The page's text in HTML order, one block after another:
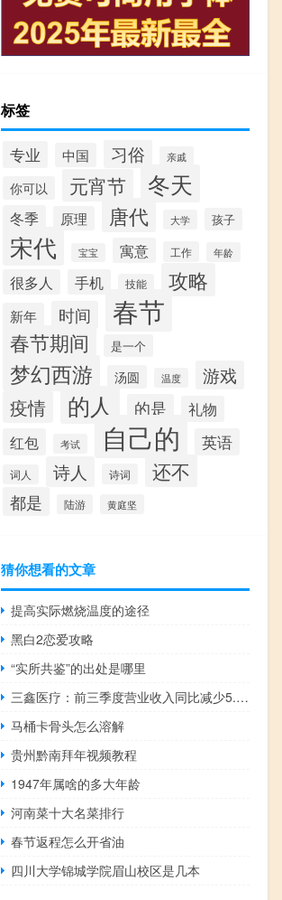
标签
专业 中国 习俗 亲戚
你可以 元宵节 冬天
冬季 原理 唐代 大学 孩子
宋代 宝宝 寓意 工作 年龄
很多人 手机 技能 攻略
新年 时间 春节
春节期间 是一个
梦幻西游 汤圆 温度 游戏
疫情 的人 的是 礼物
红包 考试 自己的 英语
词人 诗人 诗词 还不
都是 陆游 黄庭坚
猜你想看的文章
提高实际燃烧温度的途径
黑白2恋爱攻略
“实所共鉴”的出处是哪里
三鑫医疗：前三季度营业收入同比减少5.55%归母净利润1.41亿元
马桶卡骨头怎么溶解
贵州黔南拜年视频教程
1947年属啥的多大年龄
河南菜十大名菜排行
春节返程怎么开省油
四川大学锦城学院眉山校区是几本